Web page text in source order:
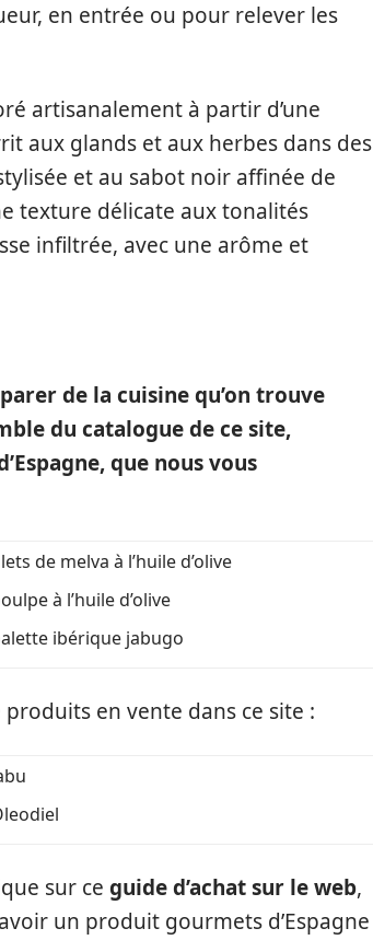
en entrée ou pour relever les
artisanalement à partir d’une
aux glands et aux herbes dans des
et au sabot noir affinée de
texture délicate aux tonalités
infiltrée, avec une arôme et
de la cuisine qu’on trouve
du catalogue de ce site,
que nous vous
de melva à l’huile d’olive
à l’huile d’olive
ibérique jabugo
en vente dans ce site :
sur ce guide d’achat sur le web,
un produit gourmets d’Espagne